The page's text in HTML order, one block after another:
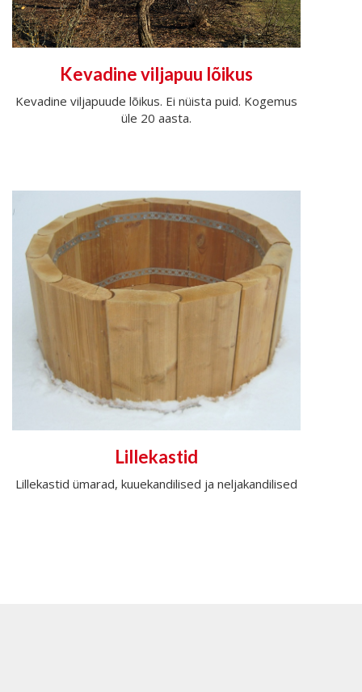
Kevadine viljapuu lõikus
Kevadine viljapuude lõikus. Ei nüista puid. Kogemus
üle 20 aasta.
Lillekastid
Lillekastid ümarad, kuuekandilised ja neljakandilised